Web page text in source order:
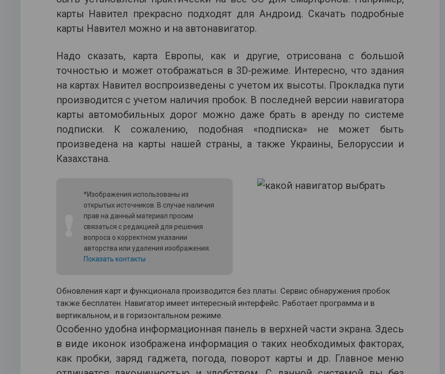
карты Навител прекрасно подходят для Андроид. Скачать подробные
карты Навител можно и на автонавигатор.
Надо сказать, карта Европы, как и другие, отрисована с большой
точностью и может отображаться в 3D-режиме. Интересно, что здания
на картах Навител воспроизведены с учетом их высоты. Прокладка пути
производится с учетом наличия пробок. В последней версии навигатора
карты автомобильных дорог можно даже брать в аренду по системе
подписки. К сожалению, подобная «подписка» не может быть
произведена на карты нашей страны, а также Украины, Белоруссии и
Казахстана.
*Изображения использованы из
открытых источников. В случае наличия
прав на данный материал просим
связаться с редакцией для решения
вопроса о корректном указании
авторства или удаления изображения.
Показать контакты
Обновления карт и функционала производится без платы. Сервис обнаружения пробок
также бесплатен. Навигатор имеет интересный интерфейс. Работает программа и в
вертикальном, и в горизонтальном режиме.
Особенно удобна информационная панель в верхней части экрана. Здесь
в виде иконок изображена информация о таких необходимых факторах,
как пробки, заряд гаджета, погода, поворот карты и др. Главное меню